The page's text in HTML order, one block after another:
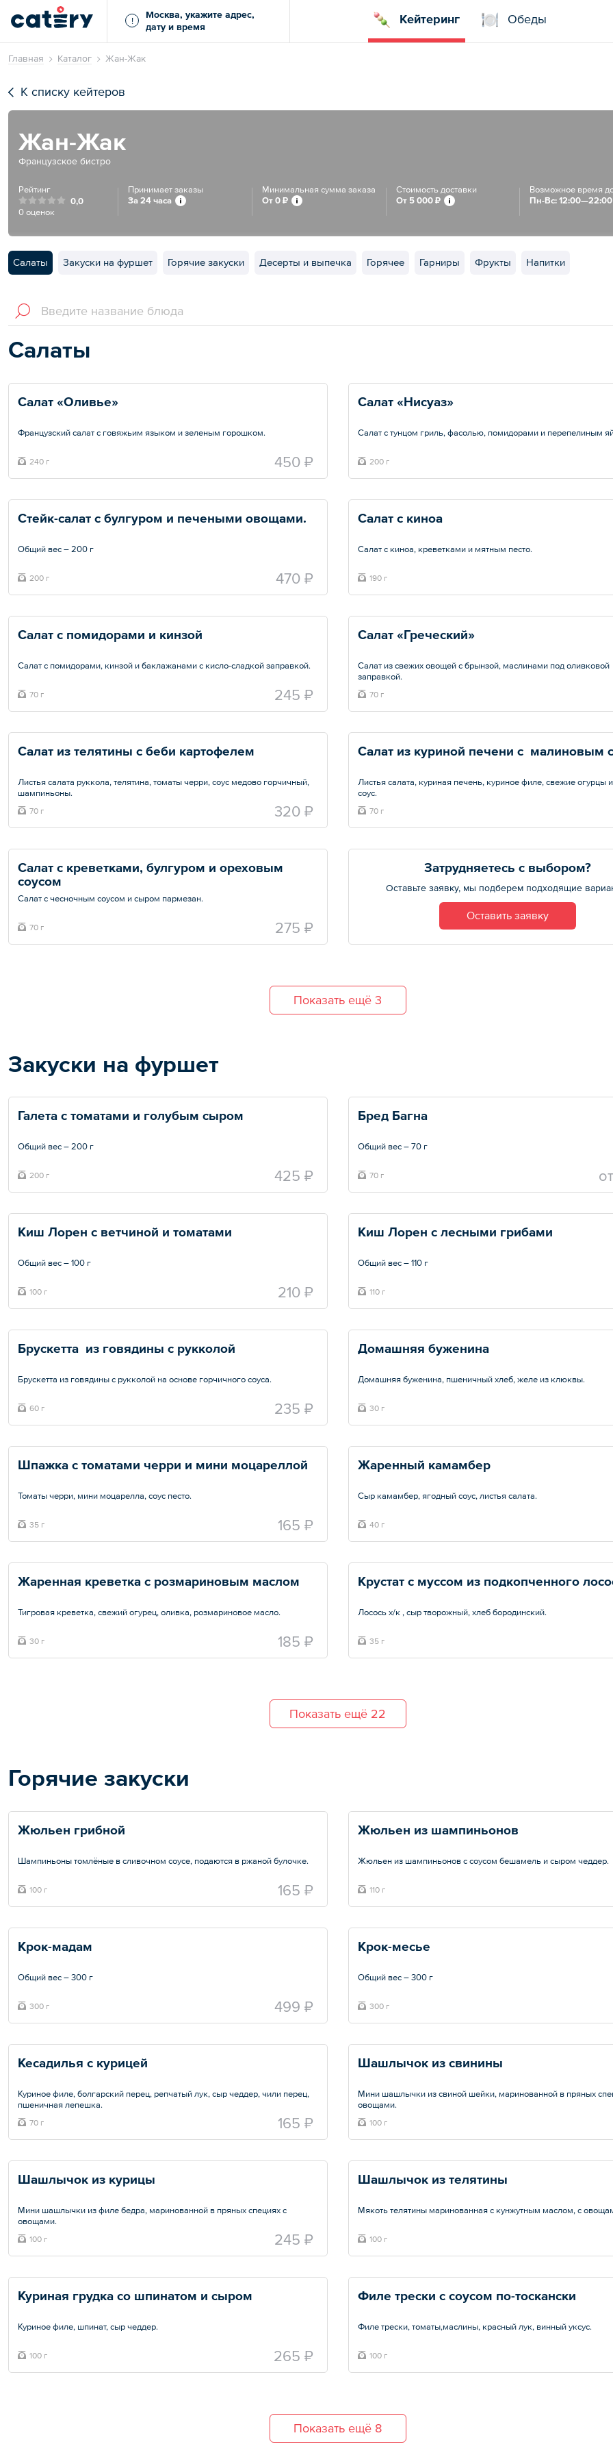
!
Москва, укажите адрес,
дату и время
Кейтеринг Обеды
Главная Каталог Жан-Жак
К списку кейтеров
Жан-Жак
Французское бистро
Рейтинг
0,0
0 оценок
Принимает заказы
За 24 часа
Минимальная сумма заказа
От 0 ₽
Стоимость доставки
От 5 000 ₽
Возможное время
Пн-Вс: 12:00—22:00
Салаты Закуски на фуршет Горячие закуски Десерты и выпечка Горячее Гарниры Фрукты Напитки
Салаты
Салат «Оливье»
Французский салат с говяжьим языком и зеленым горошком.
240 г 450 ₽
Салат «Нисуаз»
Салат с тунцом гриль, фасолью, помидорами и перепелиным
200 г
Стейк-салат с булгуром и печеными овощами.
Общий вес – 200 г
200 г 470 ₽
Салат с киноа
Салат с киноа, креветками и мятным песто.
190 г
Салат с помидорами и кинзой
Салат с помидорами, кинзой и баклажанами с кисло-сладкой заправкой.
70 г 245 ₽
Салат «Греческий»
Салат из свежих овощей с брынзой, маслинами под оливковой
заправкой.
Общий вес – 70 г
70 г
Салат из телятины с беби картофелем
Листья салата руккола, телятина, томаты черри, соус медово горчичный,
шампиньоны.
Общий вес – 70 г
70 г 320 ₽
Салат из куриной печени с  малиновым
Листья салата, куриная печень, куриное филе, свежие огурцы
соус.
Общий вес – 70 г
70 г
Салат с креветками, булгуром и ореховым
соусом
Салат с чесночным соусом и сыром пармезан.
70 г 275 ₽
Затрудняетесь с выбором?
Оставьте заявку, мы подберем подходящие
Оставить заявку
Показать ещё 3
Закуски на фуршет
Галета с томатами и голубым сыром
Общий вес – 200 г
200 г 425 ₽
Бред Багна
Общий вес – 70 г
70 г oт
Киш Лорен с ветчиной и томатами
Общий вес – 100 г
100 г 210 ₽
Киш Лорен с лесными грибами
Общий вес – 110 г
110 г
Брускетта  из говядины с рукколой
Брускетта из говядины с рукколой на основе горчичного соуса.
Общий вес – 60 г
60 г 235 ₽
Домашняя буженина
Домашняя буженина, пшеничный хлеб, желе из клюквы.
Общий вес – 30 г
30 г
Шпажка с томатами черри и мини моцареллой
Томаты черри, мини моцарелла, соус песто.
Общий вес – 35 г
35 г 165 ₽
Жаренный камамбер
Сыр камамбер, ягодный соус, листья салата.
Общий вес – 40 г
40 г
Жаренная креветка с розмариновым маслом
Тигровая креветка, свежий огурец, оливка, розмариновое масло.
Общий вес – 30 г
30 г 185 ₽
Крустат с муссом из подкопченного
Лосось х/к , сыр творожный, хлеб бородинский.
Общий вес – 35 г
35 г
Показать ещё 22
Горячие закуски
Жюльен грибной
Шампиньоны томлёные в сливочном соусе, подаются в ржаной булочке.
100 г 165 ₽
Жюльен из шампиньонов
Жюльен из шампиньонов с соусом бешамель и сыром чеддер.
110 г
Крок-мадам
Общий вес – 300 г
300 г 499 ₽
Крок-месье
Общий вес – 300 г
300 г
Кесадилья с курицей
Куриное филе, болгарский перец, репчатый лук, сыр чеддер, чили перец,
пшеничная лепешка.
Общий вес – 70 г
70 г 165 ₽
Шашлычок из свинины
Мини шашлычки из свиной шейки, маринованной в пряных
овощами.
Общий вес – 100 г
100 г
Шашлычок из курицы
Мини шашлычки из филе бедра, маринованной в пряных специях с
овощами.
Общий вес – 100 г
100 г 245 ₽
Шашлычок из телятины
Мякоть телятины маринованная с кунжутным маслом, с
100 г
Куриная грудка со шпинатом и сыром
Куриное филе, шпинат, сыр чеддер.
100 г 265 ₽
Филе трески с соусом по-тоскански
Филе трески, томаты,маслины, красный лук, винный уксус.
100 г
Показать ещё 8